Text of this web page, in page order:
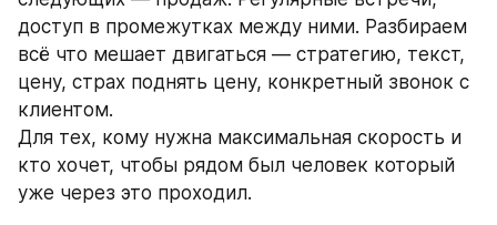
доступ в промежутках между ними. Разбираем
всё что мешает двигаться — стратегию, текст,
цену, страх поднять цену, конкретный звонок с
клиентом.
Для тех, кому нужна максимальная скорость и
кто хочет, чтобы рядом был человек который
уже через это проходил.